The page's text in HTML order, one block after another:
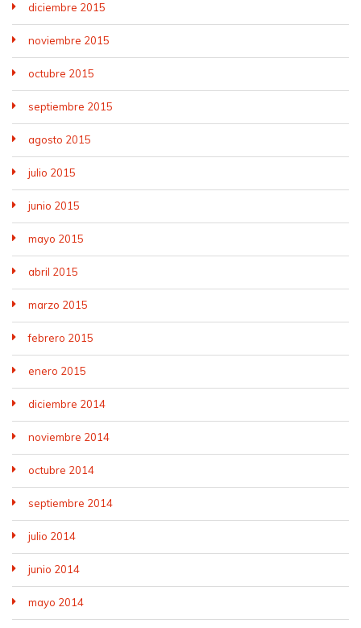
diciembre 2015
noviembre 2015
octubre 2015
septiembre 2015
agosto 2015
julio 2015
junio 2015
mayo 2015
abril 2015
marzo 2015
febrero 2015
enero 2015
diciembre 2014
noviembre 2014
octubre 2014
septiembre 2014
julio 2014
junio 2014
mayo 2014